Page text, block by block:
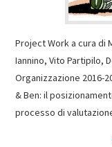
Project Work a cura di
Iannino, Vito Partipilo,
Organizzazione 2016-
& Ben: il
processo di